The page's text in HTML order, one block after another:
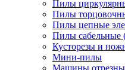
Пилы
Пилы
Пилы цепные
Пилы сабельные
Кусторезы и
Мини-пилы
Машины